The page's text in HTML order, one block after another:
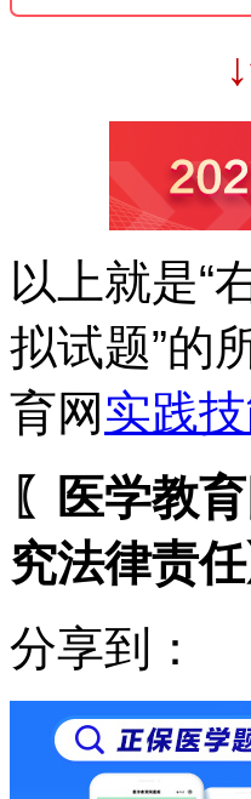
以上就是“
拟试题”的
育网 实践
〖医学教
究法律责任
分享到：